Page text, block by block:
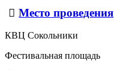
Место проведения
КВЦ Сокольники
Фестивальная площадь